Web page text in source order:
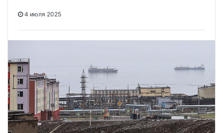
4 июля 2025